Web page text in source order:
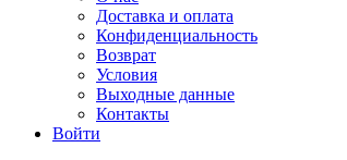
Доставка и оплата
Конфиденциальность
Возврат
Условия
Выходные данные
Контакты
Войти